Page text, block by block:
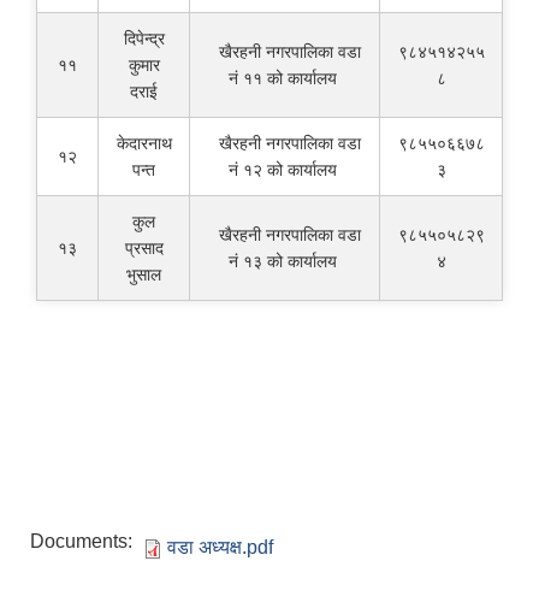
११
दिपेन्द्र
कुमार
दराई
खैरहनी नगरपालिका वडा
नं ११ को कार्यालय
९८४५१४२५५
८
१२
केदारनाथ
पन्त
खैरहनी नगरपालिका वडा
नं १२ को कार्यालय
९८५५०६६७८
३
१३
कुल
प्रसाद
भुसाल
खैरहनी नगरपालिका वडा
नं १३ को कार्यालय
९८५५०५८२९
४
Documents: वडा अध्यक्ष.pdf